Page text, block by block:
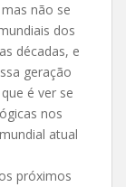
não se
dos
décadas, e
geração
é ver se
nos
atual
próximos